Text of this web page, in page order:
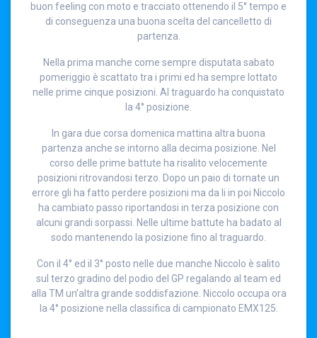
buon feeling con moto e tracciato ottenendo il 5° tempo e
di conseguenza una buona scelta del cancelletto di
partenza.
Nella prima manche come sempre disputata sabato
pomeriggio è scattato tra i primi ed ha sempre lottato
nelle prime cinque posizioni. Al traguardo ha conquistato
la 4° posizione.
In gara due corsa domenica mattina altra buona
partenza anche se intorno alla decima posizione. Nel
corso delle prime battute ha risalito velocemente
posizioni ritrovandosi terzo. Dopo un paio di tornate un
errore gli ha fatto perdere posizioni ma da li in poi Niccolo
ha cambiato passo riportandosi in terza posizione con
alcuni grandi sorpassi. Nelle ultime battute ha badato al
sodo mantenendo la posizione fino al traguardo.
Con il 4° ed il 3° posto nelle due manche Niccolo è salito
sul terzo gradino del podio del GP regalando al team ed
alla TM un’altra grande soddisfazione. Niccolo occupa ora
la 4° posizione nella classifica di campionato EMX125.